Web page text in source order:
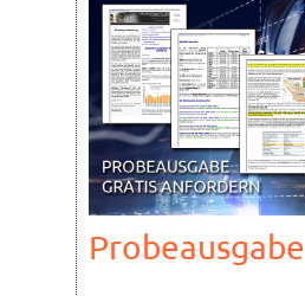
Probeausgabe